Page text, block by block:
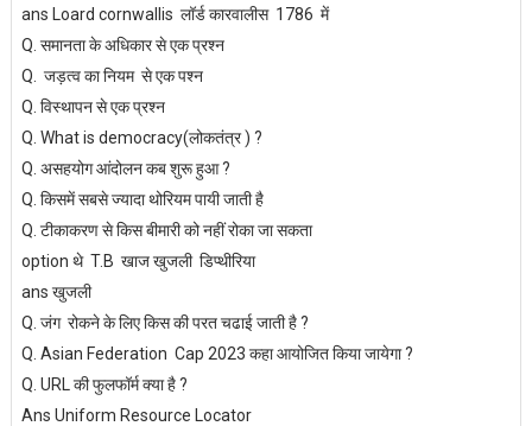
ans Loard cornwallis लॉर्ड कारवालीस 1786 में
Q. समानता के अधिकार से एक प्रश्न
Q. जड़त्व का नियम से एक पश्न
Q. विस्थापन से एक प्रश्न
Q. What is democracy(लोकतंत्र ) ?
Q. असहयोग आंदोलन कब शुरू हुआ ?
Q. किसमें सबसे ज्यादा थोरियम पायी जाती है
Q. टीकाकरण से किस बीमारी को नहीं रोका जा सकता
option थे T.B खाज खुजली डिप्थीरिया
ans खुजली
Q. जंग रोकने के लिए किस की परत चढाई जाती है ?
Q. Asian Federation Cap 2023 कहा आयोजित किया जायेगा ?
Q. URL की फुलफॉर्म क्या है ?
Ans Uniform Resource Locator